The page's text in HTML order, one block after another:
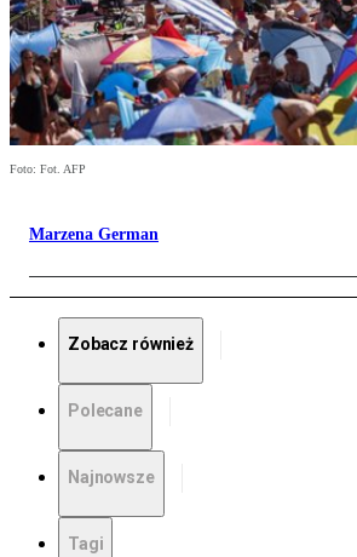
Foto: Fot. AFP
Marzena German
Zobacz również
Polecane
Najnowsze
Tagi